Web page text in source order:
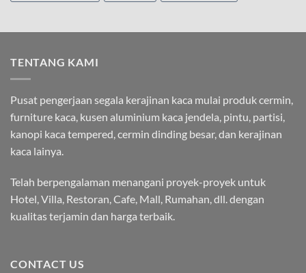
TENTANG KAMI
Pusat pengerjaan segala kerajinan kaca mulai produk cermin,
furniture kaca, kusen aluminium kaca jendela, pintu, partisi,
kanopi kaca tempered, cermin dinding besar, dan kerajinan
kaca lainya.
Telah berpengalaman menangani proyek-proyek untuk
Hotel, Villa, Restoran, Cafe, Mall, Rumahan, dll. dengan
kualitas terjamin dan harga terbaik.
CONTACT US